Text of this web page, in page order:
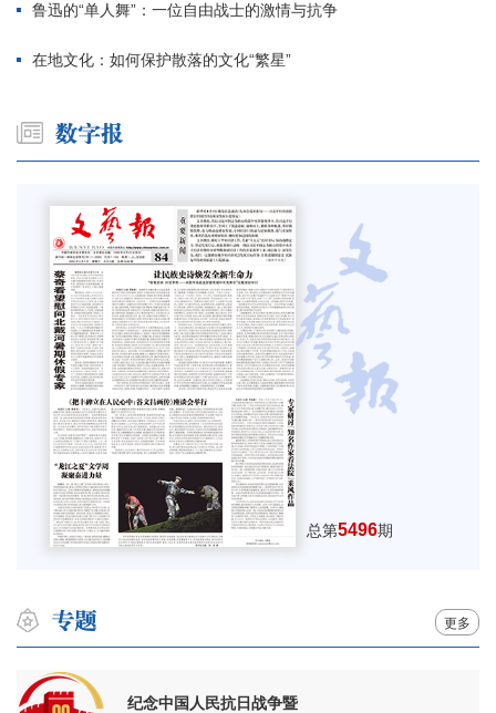
鲁迅的“单人舞”：一位自由战士的激情与抗争
在地文化：如何保护散落的文化“繁星”
总第5496期
更多
纪念中国人民抗日战争暨